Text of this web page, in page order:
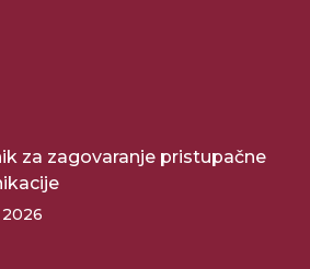
za zagovaranje pristupačne